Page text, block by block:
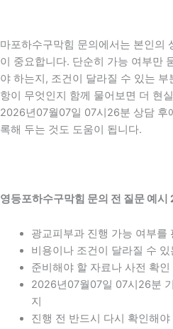
마포하수구막힘 문의에서는 본인의
이 중요합니다. 단순히 가능 여부만
야 하는지, 조건이 달라질 수 있는
항이 무엇인지 함께 물어보면 더 현
2026년07월07일 07시26분 상담 후
록해 두는 것도 도움이 됩니다.
영등포하수구막힘 문의 전 질문 예
광교피부과 진행 가능 여부를
비용이나 조건이 달라질 수
준비해야 할 자료나 사전 확
2026년07월07일 07시26분
지
진행 전 반드시 다시 확인해